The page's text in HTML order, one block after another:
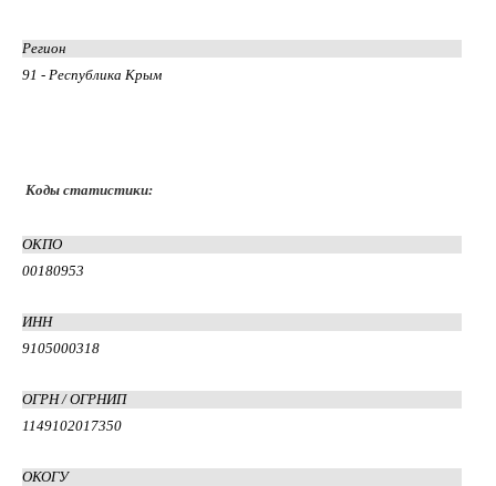
Регион
91 - Республика Крым
Коды статистики:
ОКПО
00180953
ИНН
9105000318
ОГРН / ОГРНИП
1149102017350
ОКОГУ